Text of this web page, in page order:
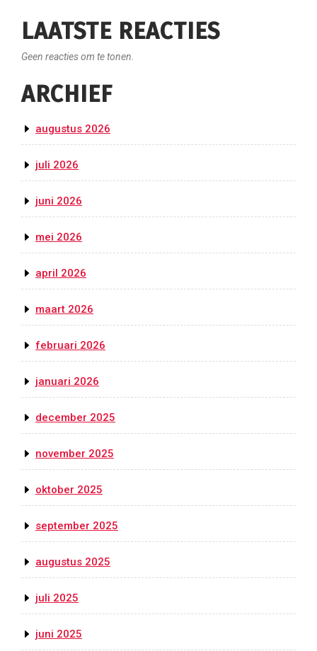
LAATSTE REACTIES
Geen reacties om te tonen.
ARCHIEF
augustus 2026
juli 2026
juni 2026
mei 2026
april 2026
maart 2026
februari 2026
januari 2026
december 2025
november 2025
oktober 2025
september 2025
augustus 2025
juli 2025
juni 2025